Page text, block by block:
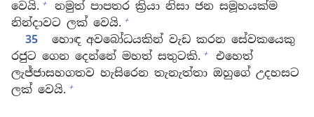
වෙයි. +
නමුත් පාපතර ක්‍රියා නිසා ජන සමූහයක්ම
නින්දාවට ලක් වෙයි. +
35
හොඳ අවබෝධයකින් වැඩ කරන සේවකයෙකු
රජුට ගෙන දෙන්නේ මහත් සතුටකි. +
එහෙත්
ලැජ්ජාසහගතව හැසිරෙන තැනැත්තා ඔහුගේ උදහසට
ලක් වෙයි. +